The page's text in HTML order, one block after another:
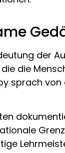
der
die
sprach